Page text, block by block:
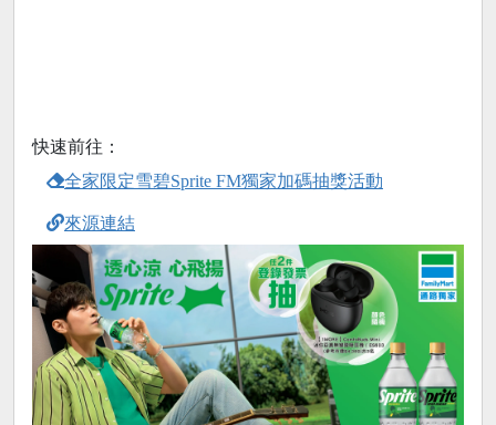
快速前往：
全家限定雪碧Sprite FM獨家加碼抽獎活動
來源連結